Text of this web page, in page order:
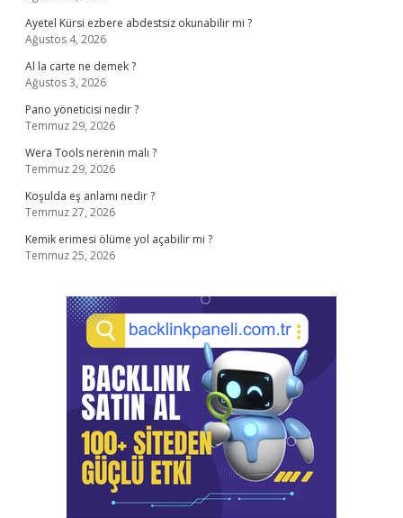
Ayetel Kürsi ezbere abdestsiz okunabilir mi ?
Ağustos 4, 2026
Al la carte ne demek ?
Ağustos 3, 2026
Pano yöneticisi nedir ?
Temmuz 29, 2026
Wera Tools nerenin malı ?
Temmuz 29, 2026
Koşulda eş anlamı nedir ?
Temmuz 27, 2026
Kemik erimesi ölüme yol açabilir mi ?
Temmuz 25, 2026